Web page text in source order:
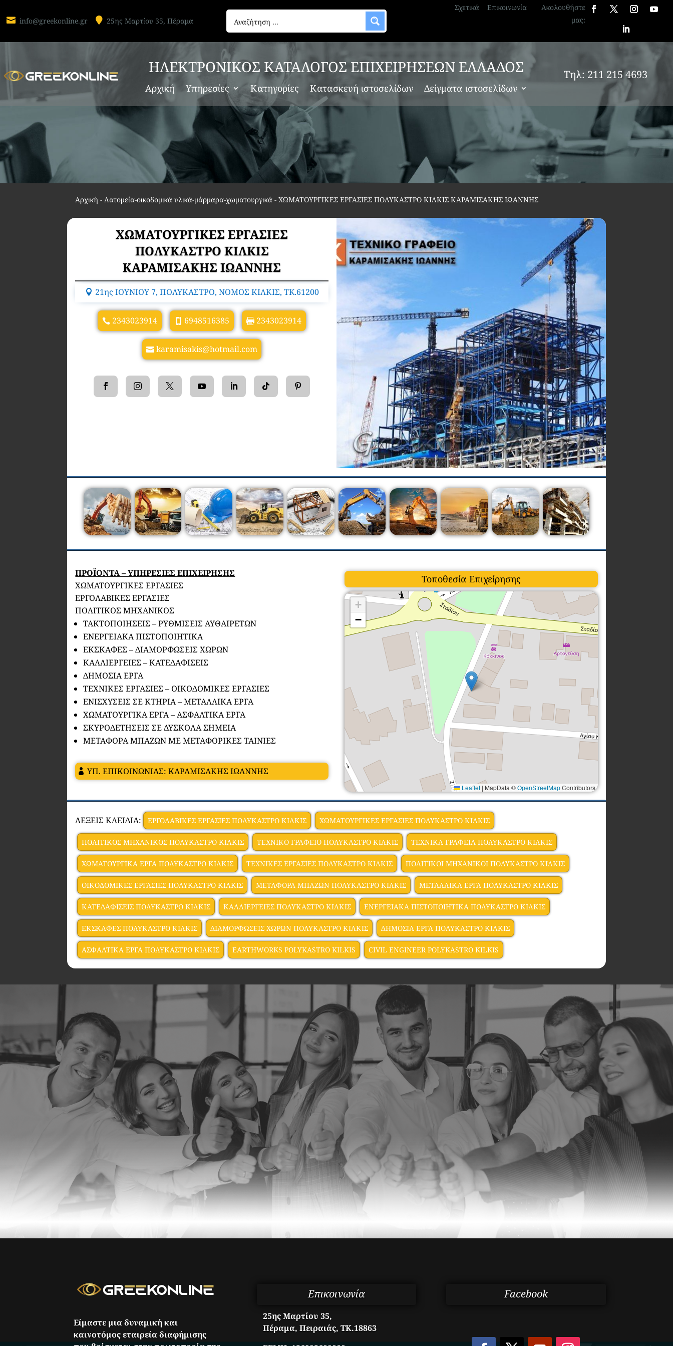
 info@greekonline.gr  25ης Μαρτίου 35, Πέραμα
Σχετικά Επικοινωνία
Ακολουθήστε
μας:
ΗΛΕΚΤΡΟΝΙΚΟΣ ΚΑΤΑΛΟΓΟΣ ΕΠΙΧΕΙΡΗΣΕΩΝ ΕΛΛΑΔΟΣ
Αρχική Υπηρεσίες Κατηγορίες Κατασκευή ιστοσελίδων Δείγματα ιστοσελίδων
Τηλ: 211 215 4693
Αρχική - Λατομεία-οικοδομικά υλικά-μάρμαρα-χωματουργικά -ΧΩΜΑΤΟΥΡΓΙΚΕΣ ΕΡΓΑΣΙΕΣ ΠΟΛΥΚΑΣΤΡΟ ΚΙΛΚΙΣ ΚΑΡΑΜΙΣΑΚΗΣ ΙΩΑΝΝΗΣ
ΧΩΜΑΤΟΥΡΓΙΚΕΣ ΕΡΓΑΣΙΕΣ
ΠΟΛΥΚΑΣΤΡΟ ΚΙΛΚΙΣ
ΚΑΡΑΜΙΣΑΚΗΣ ΙΩΑΝΝΗΣ
21ης ΙΟΥΝΙΟΥ 7, ΠΟΛΥΚΑΣΤΡΟ, ΝΟΜΟΣ ΚΙΛΚΙΣ, TK.61200
2343023914 6948516385 2343023914
karamisakis@hotmail.com
ΠΡΟΪΟΝΤΑ – ΥΠΗΡΕΣΙΕΣ ΕΠΙΧΕΙΡΗΣΗΣ
ΧΩΜΑΤΟΥΡΓΙΚΕΣ ΕΡΓΑΣΙΕΣ
ΕΡΓΟΛΑΒΙΚΕΣ ΕΡΓΑΣΙΕΣ
ΠΟΛΙΤΙΚΟΣ ΜΗΧΑΝΙΚΟΣ
ΤΑΚΤΟΠΟΙΗΣΕΙΣ – ΡΥΘΜΙΣΕΙΣ ΑΥΘΑΙΡΕΤΩΝ
ΕΝΕΡΓΕΙΑΚΑ ΠΙΣΤΟΠΟΙΗΤΙΚΑ
ΕΚΣΚΑΦΕΣ – ΔΙΑΜΟΡΦΩΣΕΙΣ ΧΩΡΩΝ
ΚΑΛΛΙΕΡΓΕΙΕΣ – ΚΑΤΕΔΑΦΙΣΕΙΣ
ΔΗΜΟΣΙΑ ΕΡΓΑ
ΤΕΧΝΙΚΕΣ ΕΡΓΑΣΙΕΣ – ΟΙΚΟΔΟΜΙΚΕΣ ΕΡΓΑΣΙΕΣ
ΕΝΙΣΧΥΣΕΙΣ ΣΕ ΚΤΗΡΙΑ – ΜΕΤΑΛΛΙΚΑ ΕΡΓΑ
ΧΩΜΑΤΟΥΡΓΙΚΑ ΕΡΓΑ – ΑΣΦΑΛΤΙΚΑ ΕΡΓΑ
ΣΚΥΡΟΔΕΤΗΣΕΙΣ ΣΕ ΔΥΣΚΟΛΑ ΣΗΜΕΙΑ
ΜΕΤΑΦΟΡΑ ΜΠΑΖΩΝ ΜΕ ΜΕΤΑΦΟΡΙΚΕΣ ΤΑΙΝΙΕΣ
ΥΠ. ΕΠΙΚΟΙΝΩΝΙΑΣ: ΚΑΡΑΜΙΣΑΚΗΣ ΙΩΑΝΝΗΣ
Τοποθεσία Επιχείρησης
+
−
Leaflet | MapData ©OpenStreetMapContributors
ΛΕΞΕΙΣ ΚΛΕΙΔΙΑ: ΕΡΓΟΛΑΒΙΚΕΣ ΕΡΓΑΣΙΕΣ ΠΟΛΥΚΑΣΤΡΟ ΚΙΛΚΙΣ ΧΩΜΑΤΟΥΡΓΙΚΕΣ ΕΡΓΑΣΙΕΣ ΠΟΛΥΚΑΣΤΡΟ ΚΙΛΚΙΣ
ΠΟΛΙΤΙΚΟΣ ΜΗΧΑΝΙΚΟΣ ΠΟΛΥΚΑΣΤΡΟ ΚΙΛΚΙΣ ΤΕΧΝΙΚΟ ΓΡΑΦΕΙΟ ΠΟΛΥΚΑΣΤΡΟ ΚΙΛΚΙΣ ΤΕΧΝΙΚΑ ΓΡΑΦΕΙΑ ΠΟΛΥΚΑΣΤΡΟ ΚΙΛΚΙΣ
ΧΩΜΑΤΟΥΡΓΙΚΑ ΕΡΓΑ ΠΟΛΥΚΑΣΤΡΟ ΚΙΛΚΙΣ ΤΕΧΝΙΚΕΣ ΕΡΓΑΣΙΕΣ ΠΟΛΥΚΑΣΤΡΟ ΚΙΛΚΙΣ ΠΟΛΙΤΙΚΟI ΜΗΧΑΝΙΚΟI ΠΟΛΥΚΑΣΤΡΟ ΚΙΛΚΙΣ
ΟΙΚΟΔΟΜΙΚΕΣ ΕΡΓΑΣΙΕΣ ΠΟΛΥΚΑΣΤΡΟ ΚΙΛΚΙΣ ΜΕΤΑΦΟΡΑ ΜΠΑΖΩΝ ΠΟΛΥΚΑΣΤΡΟ ΚΙΛΚΙΣ ΜΕΤΑΛΛΙΚΑ ΕΡΓΑ ΠΟΛΥΚΑΣΤΡΟ ΚΙΛΚΙΣ
ΚΑΤΕΔΑΦΙΣΕΙΣ ΠΟΛΥΚΑΣΤΡΟ ΚΙΛΚΙΣ ΚΑΛΛΙΕΡΓΕΙΕΣ ΠΟΛΥΚΑΣΤΡΟ ΚΙΛΚΙΣ ΕΝΕΡΓΕΙΑΚΑ ΠΙΣΤΟΠΟΙΗΤΙΚΑ ΠΟΛΥΚΑΣΤΡΟ ΚΙΛΚΙΣ
ΕΚΣΚΑΦΕΣ ΠΟΛΥΚΑΣΤΡΟ ΚΙΛΚΙΣ ΔΙΑΜΟΡΦΩΣΕΙΣ ΧΩΡΩΝ ΠΟΛΥΚΑΣΤΡΟ ΚΙΛΚΙΣ ΔΗΜΟΣΙΑ ΕΡΓΑ ΠΟΛΥΚΑΣΤΡΟ ΚΙΛΚΙΣ
ΑΣΦΑΛΤΙΚΑ ΕΡΓΑ ΠΟΛΥΚΑΣΤΡΟ ΚΙΛΚΙΣ EARTHWORKS POLYKASTRO KILKIS CIVIL ENGINEER POLYKASTRO KILKIS
Είμαστε μια δυναμική και
καινοτόμος εταιρεία διαφήμισης
Επικοινωνία
25ης Μαρτίου 35,
Πέραμα, Πειραιάς, ΤΚ.18863
Facebook